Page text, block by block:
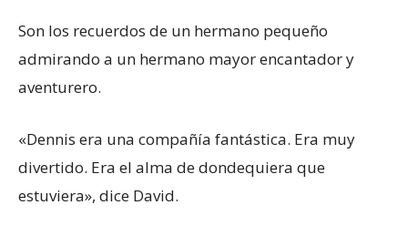
Son los recuerdos de un hermano pequeño
admirando a un hermano mayor encantador y
aventurero.
«Dennis era una compañía fantástica. Era muy
divertido. Era el alma de dondequiera que
estuviera», dice David.